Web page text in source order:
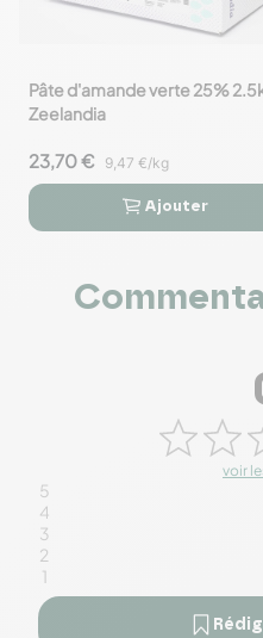
favorite_border
Pâte d'amande verte 25%
Zeelandia
23,70 € 9,47 €/kg
 
Ajouter
voir
5
4
3
2
1